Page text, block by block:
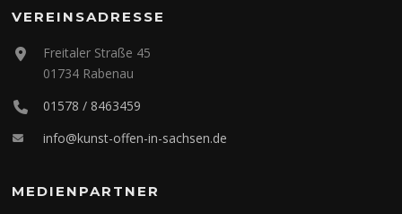
VEREINSADRESSE
Freitaler Straße 45
01734 Rabenau
01578 / 8463459
info@kunst-offen-in-sachsen.de
MEDIENPARTNER